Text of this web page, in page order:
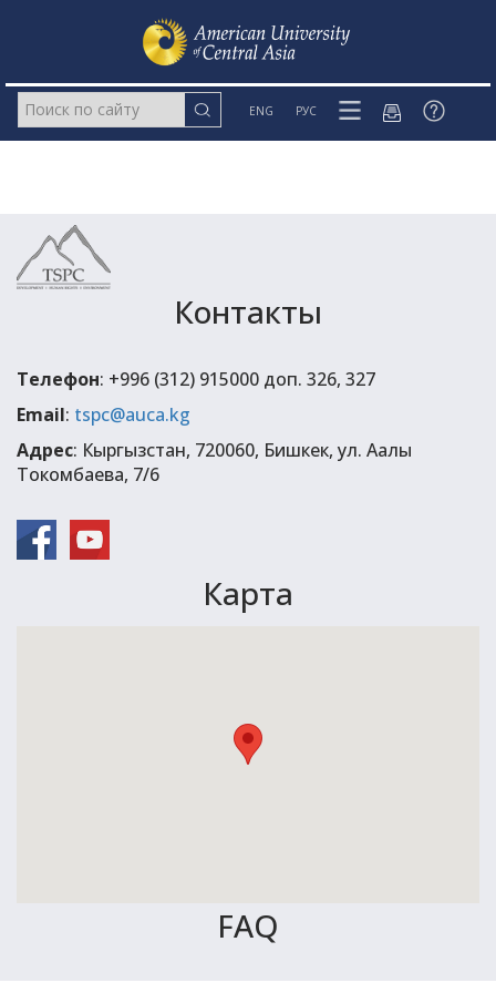
ENG РУС
Контакты
Телефон: +996 (312) 915000 доп. 326, 327
Email: tspc@auca.kg
Адрес: Кыргызстан, 720060, Бишкек, ул. Аалы
Токомбаева, 7/6
Карта
FAQ